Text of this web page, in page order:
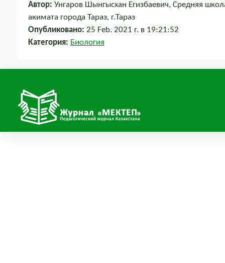
Автор: Унгаров Шынгысхан Егизбаевич, Средняя
акимата города Тараз, г.Тараз
Опубликовано: 25 Feb. 2021 г. в 19:21:52
Категория: Биология